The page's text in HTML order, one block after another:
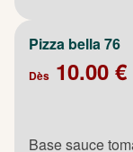
Pizza bella 76
Dès 10.00 €
Base sauce